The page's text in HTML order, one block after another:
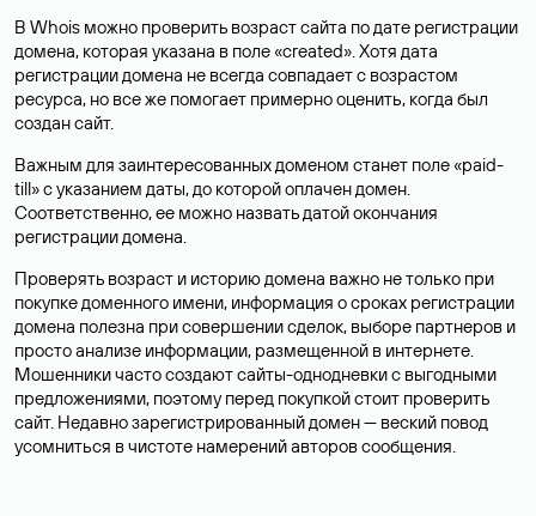
В Whois можно проверить возраст сайта по дате регистрации
домена, которая указана в поле «created». Хотя дата
регистрации домена не всегда совпадает с возрастом
ресурса, но все же помогает примерно оценить, когда был
создан сайт.
Важным для заинтересованных доменом станет поле «paid-
till» с указанием даты, до которой оплачен домен.
Соответственно, ее можно назвать датой окончания
регистрации домена.
Проверять возраст и историю домена важно не только при
покупке доменного имени, информация о сроках регистрации
домена полезна при совершении сделок, выборе партнеров и
просто анализе информации, размещенной в интернете.
Мошенники часто создают сайты-однодневки с выгодными
предложениями, поэтому перед покупкой стоит проверить
сайт. Недавно зарегистрированный домен — веский повод
усомниться в чистоте намерений авторов сообщения.